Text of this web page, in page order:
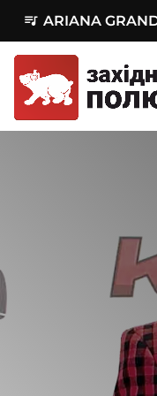
queue_music ARIANA